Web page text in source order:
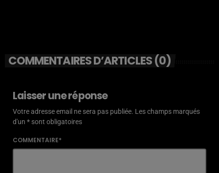
COMMENTAIRES D’ARTICLES (0)
Laisser une réponse
Votre adresse email ne sera pas publiée. Les champs marqués
d'un * sont obligatoires
COMMENTAIRE*